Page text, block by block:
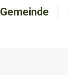
Gemeinde
Gemeinde